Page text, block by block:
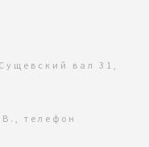
вал 31,
телефон